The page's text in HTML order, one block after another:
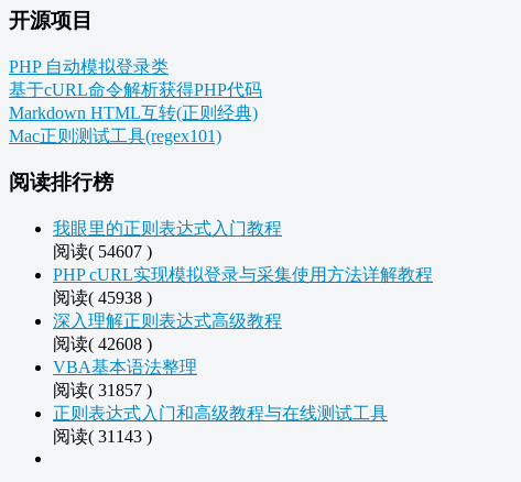
开源项目
PHP 自动模拟登录类
基于cURL命令解析获得PHP代码
Markdown HTML互转(正则经典)
Mac正则测试工具(regex101)
阅读排行榜
我眼里的正则表达式入门教程
阅读( 54607 )
PHP cURL实现模拟登录与采集使用方法详解教程
阅读( 45938 )
深入理解正则表达式高级教程
阅读( 42608 )
VBA基本语法整理
阅读( 31857 )
正则表达式入门和高级教程与在线测试工具
阅读( 31143 )